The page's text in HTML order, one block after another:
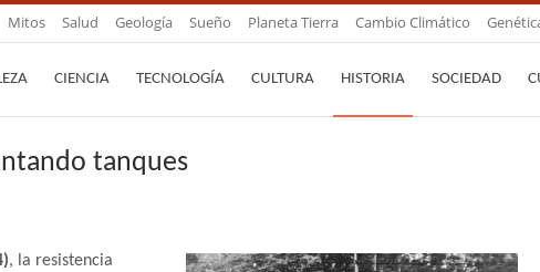
Mitos Salud Geología Sueño Planeta Tierra Cambio Climático
CIENCIA TECNOLOGÍA CULTURA HISTORIA SOCIEDAD
tanques
, la resistencia